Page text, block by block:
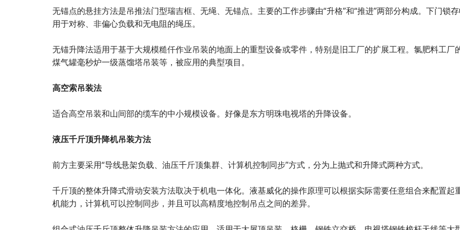
无锚点的悬挂方法是吊推法门型瑞吉框、无绳、无锚点。主要的工作步骤由“升格”和“推进”两部分构成。下门锁
用于对称、非偏心负载和无电阻的绳压。
无锚升降法适用于基于大规模糙仟作业吊装的地面上的重型设备或零件，特别是旧工厂的扩展工程。氯肥料工厂
煤气罐毫秒炉一级蒸馏塔吊装等，被应用的典型项目。
高空索吊装法
适合高空吊装和山间部的缆车的中小规模设备。好像是东方明珠电视塔的升降设备。
液压千斤顶升降机吊装方法
前方主要采用“导线悬架负载、油压千斤顶集群、计算机控制同步”方式，分为上抛式和升降式两种方式。
千斤顶的整体升降式滑动安装方法取决于机电一体化。液基威化的操作原理可以根据实际需要任意组合来配置起
机能力，计算机可以控制同步，并且可以高精度地控制吊点之间的差异。